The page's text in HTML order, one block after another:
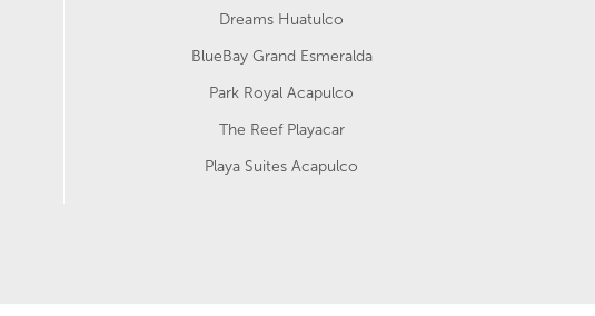
Dreams Huatulco
BlueBay Grand Esmeralda
Park Royal Acapulco
The Reef Playacar
Playa Suites Acapulco